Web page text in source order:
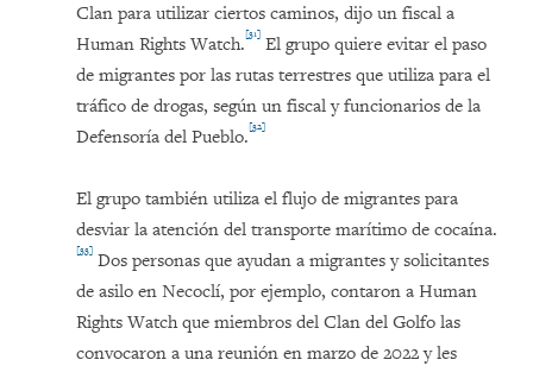
Clan para utilizar ciertos caminos, dijo un fiscal a
Human Rights Watch.[31] El grupo quiere evitar el paso
de migrantes por las rutas terrestres que utiliza para el
tráfico de drogas, según un fiscal y funcionarios de la
Defensoría del Pueblo.[32]
El grupo también utiliza el flujo de migrantes para
desviar la atención del transporte marítimo de cocaína.
[33] Dos personas que ayudan a migrantes y solicitantes
de asilo en Necoclí, por ejemplo, contaron a Human
Rights Watch que miembros del Clan del Golfo las
convocaron a una reunión en marzo de 2022 y les